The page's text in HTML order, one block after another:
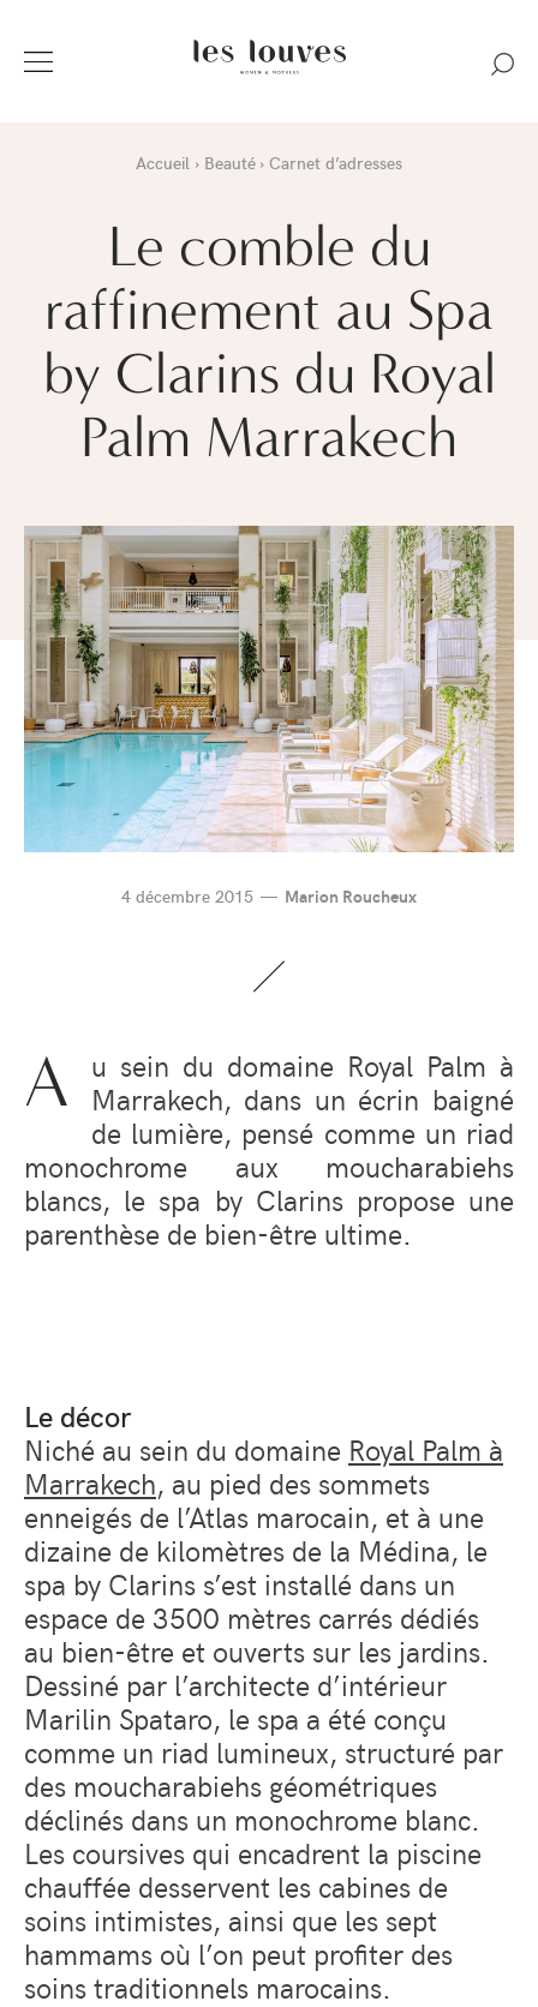
Accueil Beauté Carnet d’adresses
Le comble du
raffinement au Spa
by Clarins du Royal
Palm Marrakech
4 décembre 2015 Marion Roucheux
A
u sein du domaine Royal Palm à
Marrakech, dans un écrin baigné
de lumière, pensé comme un riad
monochrome aux moucharabiehs
blancs, le spa by Clarins propose une
parenthèse de bien-être ultime.
Le décor
Niché au sein du domaine Royal Palm à
Marrakech, au pied des sommets
enneigés de l’Atlas marocain, et à une
dizaine de kilomètres de la Médina, le
spa by Clarins s’est installé dans un
espace de 3500 mètres carrés dédiés
au bien-être et ouverts sur les jardins.
Dessiné par l’architecte d’intérieur
Marilin Spataro, le spa a été conçu
comme un riad lumineux, structuré par
des moucharabiehs géométriques
déclinés dans un monochrome blanc.
Les coursives qui encadrent la piscine
chauffée desservent les cabines de
soins intimistes, ainsi que les sept
hammams où l’on peut profiter des
soins traditionnels marocains.